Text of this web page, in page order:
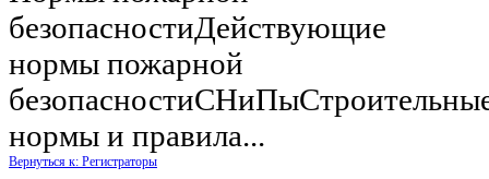
безопасностиДействующие
нормы пожарной
нормы и правила...
Вернуться к: Регистраторы